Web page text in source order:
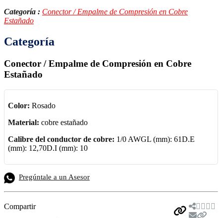
Categoría : Conector / Empalme de Compresión en Cobre
Estañado
Categoría
Conector / Empalme de Compresión en Cobre
Estañado
Color: Rosado
Material: cobre estañado
Calibre del conductor de cobre: 1/0 AWGL (mm): 61D.E
(mm): 12,70D.I (mm): 10
Pregúntale a un Asesor
Compartir